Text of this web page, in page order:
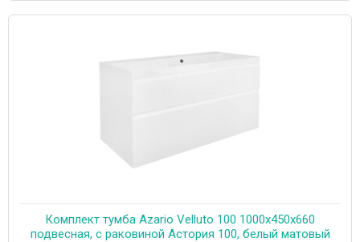
Комплект тумба Azario Velluto 100 1000х450х660
подвесная, с раковиной Астория 100, белый матовый